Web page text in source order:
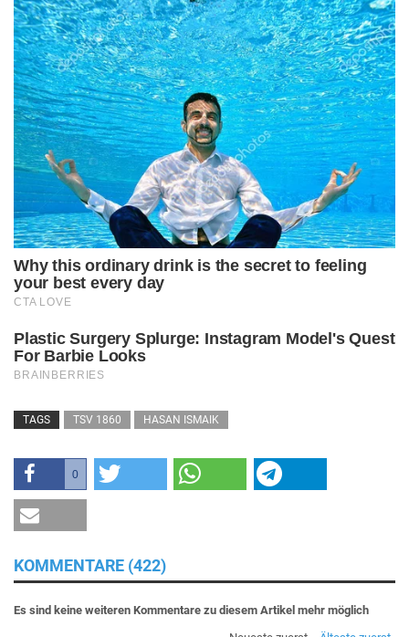
TAGS TSV 1860 HASAN ISMAIK
0
KOMMENTARE (422)
Es sind keine weiteren Kommentare zu diesem Artikel mehr möglich